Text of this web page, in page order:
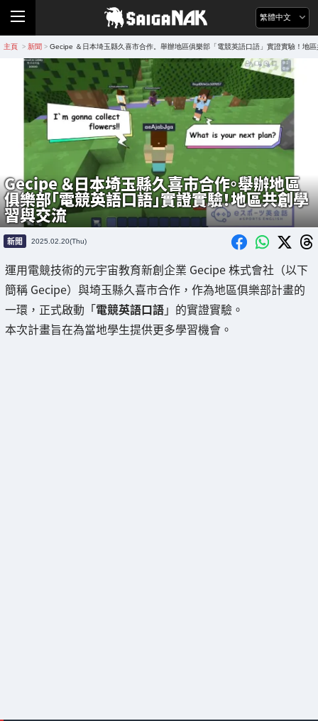
繁體中文
主頁 > 新聞 > Gecipe ＆日本埼玉縣久喜市合作。舉辦地區俱樂部「電競英語口語」實證實驗！地
Gecipe ＆日本埼玉縣久喜市合作。舉辦地區
俱樂部「電競英語口語」實證實驗！地區共創學
習與交流
新聞 2025.02.20(Thu)
運用電競技術的元宇宙教育新創企業 Gecipe 株式會社（以下
簡稱 Gecipe）與埼玉縣久喜市合作，作為地區俱樂部計畫的
一環，正式啟動「電競英語口語」的實證實驗。
本次計畫旨在為當地學生提供更多學習機會。